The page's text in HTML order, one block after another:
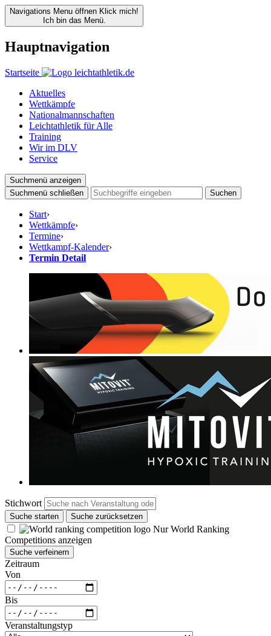
Navigations Menu öffnen Klick mich!
Ich bin das Menü.
Hauptnavigation
Startseite
Aktuelles
Wettkämpfe
Nationalmannschaften
Leichtathletik für Alle
Training
Wir im DLV
Service
Suchmenü anzeigen
Suchmenü schließen
Suchen
Start›
Wettkämpfe›
Termine›
Wettkampf-Kalender›
Termin Detail
Stichwort
Suche starten Suche zurücksetzen
Nur World Ranking
Competitions anzeigen
Suche verfeinern
Zeitraum
Von
Bis
Veranstaltungstyp